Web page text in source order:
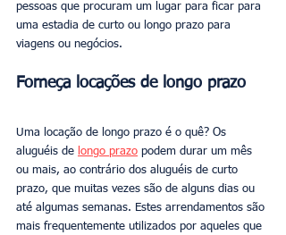
pessoas que procuram um lugar para ficar para
uma estadia de curto ou longo prazo para
viagens ou negócios.
Forneça locações de longo prazo
Uma locação de longo prazo é o quê? Os
aluguéis de longo prazo podem durar um mês
ou mais, ao contrário dos aluguéis de curto
prazo, que muitas vezes são de alguns dias ou
até algumas semanas. Estes arrendamentos são
mais frequentemente utilizados por aqueles que